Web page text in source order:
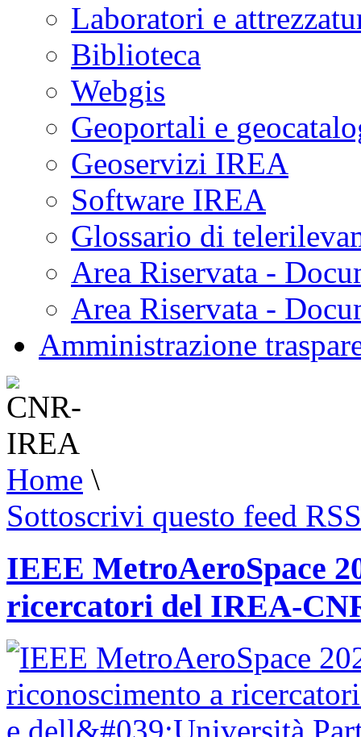
Laboratori e
Biblioteca
Webgis
Geoportali e
Geoservizi IREA
Software IREA
Glossario di
Area Riservata -
Area Riservata -
Amministrazione
Home \
Sottoscrivi questo feed RSS
IEEE MetroAeroSpace
ricercatori del IREA-